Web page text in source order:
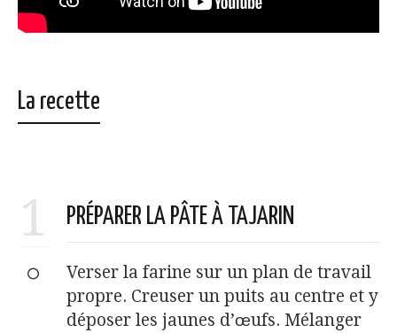
La recette
1 PRÉPARER LA PÂTE À TAJARIN
Verser la farine sur un plan de travail
propre. Creuser un puits au centre et y
déposer les jaunes d’œufs. Mélanger